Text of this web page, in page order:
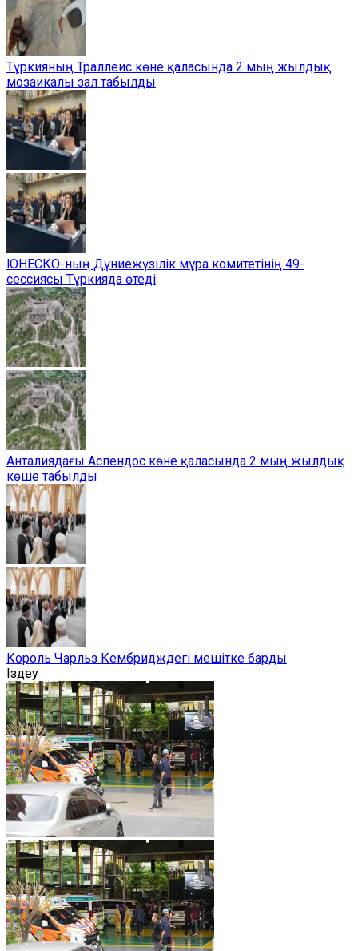
Түркияның Траллеис көне қаласында 2 мың жылдық
мозаикалы зал табылды
ЮНЕСКО-ның Дүниежүзілік мұра комитетінің 49-
сессиясы Түркияда өтеді
Анталиядағы Аспендос көне қаласында 2 мың жылдық
көше табылды
Король Чарльз Кембридждегі мешітке барды
Іздеу